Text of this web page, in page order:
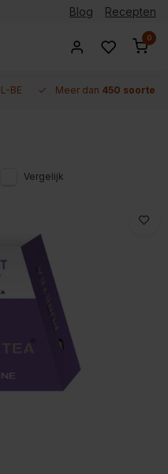
Blog Recepten
0
BE Meer dan 450 soorten
Vergelijk